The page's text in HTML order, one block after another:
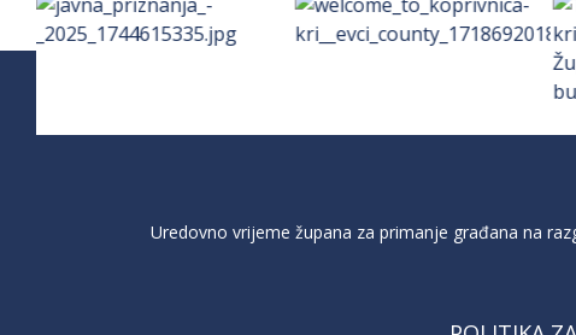
Uredovno vrijeme župana za primanje građana na